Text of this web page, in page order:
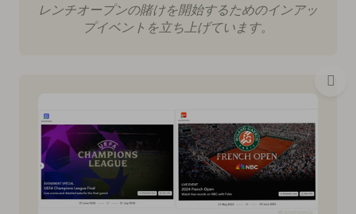
レンチオープンの賭けを開始するためのインアッ
プイベントを立ち上げています。